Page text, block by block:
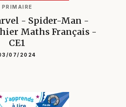
PRIMAIRE
- Spider-Man -
Maths Français -
CE1
07/2024